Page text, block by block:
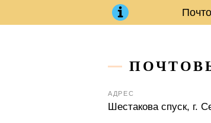
АДРЕС
Шестакова спуск, г.